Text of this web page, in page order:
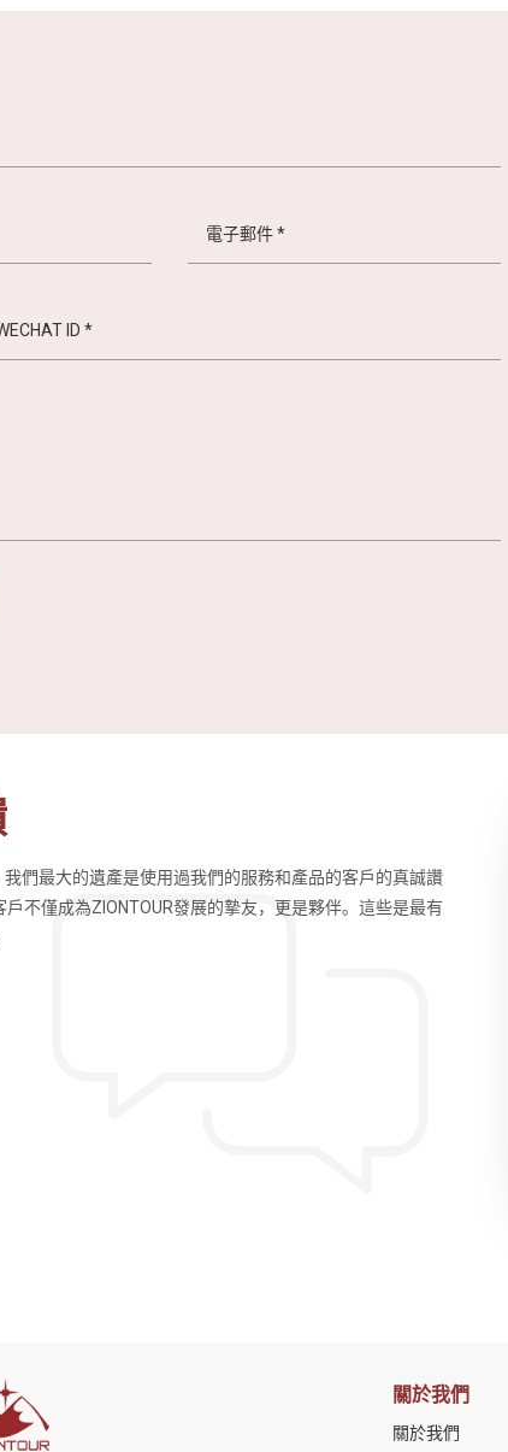
我們最大的遺產是使用過我們的服務和產品的客戶的真誠讚
不僅成為ZIONTOUR發展的摯友，更是夥伴。這些是最有
這次的旅行十分滿意，我們的導遊Foo先生，中文流利，詳細講解
史知識，也很幽默風趣，行程時間也拿捏的剛好。另外團員們來自
關於我們
關於我們